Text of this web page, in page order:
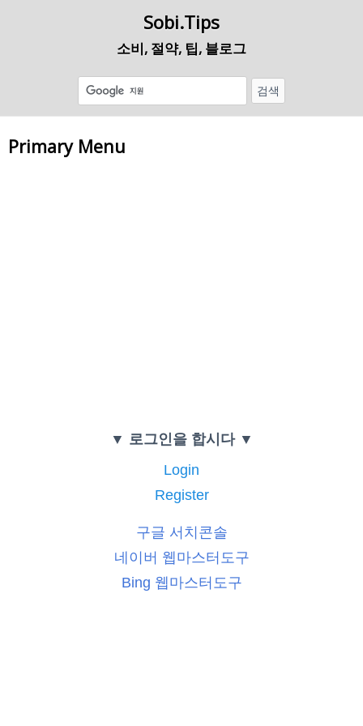
Sobi.Tips
소비, 절약, 팁, 블로그
Primary Menu
▼ 로그인을 합시다 ▼
Login
Register
구글 서치콘솔
네이버 웹마스터도구
Bing 웹마스터도구